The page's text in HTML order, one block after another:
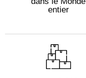
entier